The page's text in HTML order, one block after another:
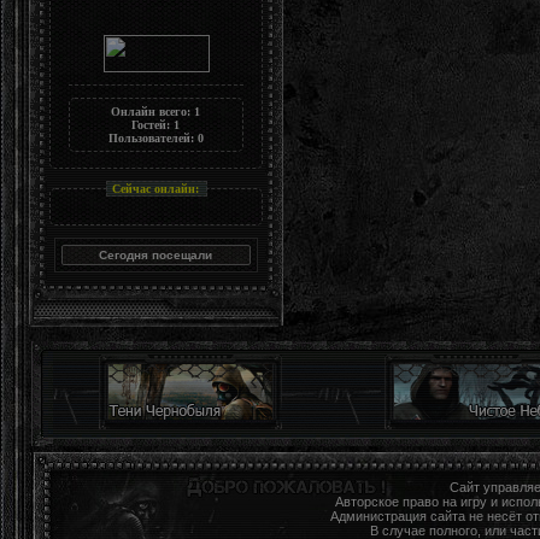
Онлайн всего: 1
Гостей: 1
Пользователей: 0
Сейчас онлайн:
Сайт
Авторское право на игру и
Администрация сайта не несёт
В случае полного, или